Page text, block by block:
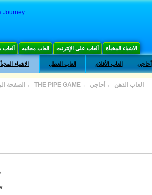
Journey
ألعاب العاب مجانيه ألعاب على الإنترنت الاشياء المخبأة
الاشياء العاب العطل العاب الأفلام أحاجي
الصفحة ← THE PIPE GAME ← العاب الذهن ← أحاجي